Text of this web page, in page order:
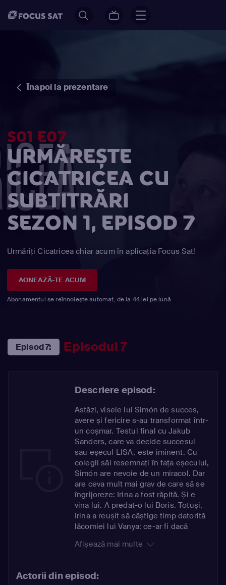
Înapoi la prezentare
S01 E07
URMĂREȘTE
CICATRICEA CU
SUBTITRĂRI
SEZON 1, EPISOD 7
Urmăriți Cicatricea chiar acum în aplicația Focus Sat!
AONEAZĂ-TE ACUM
Abonamentul se reînnoiește automat, de la 44 lei pe lună
Episod 7: Episodul 7
Descriere episod:
Astăzi, visele lui Simón de succes,
avere și fericire s-au transformat într-
un coșmar. Testul final cu Jakub
Sanders, care va decide succesul
sau eșecul LISA, este iminent. Cu
colegii săi resemnați în fața eșecului,
Simón are nevoie de un miracol. Dar
are ceva mult mai grav de care să se
îngrijoreze: Irina a fost răpită. Și e
vina lui. A predat-o lui Boris. Totuși,
Irina a reușit să câștige timp datorită
lăcomiei lui Vanya: ce-ar fi dacă
pentru eliberarea ei? Suma cerută de
depinde de succesul LISA.
Afișează mai multe
Actorii din episod: